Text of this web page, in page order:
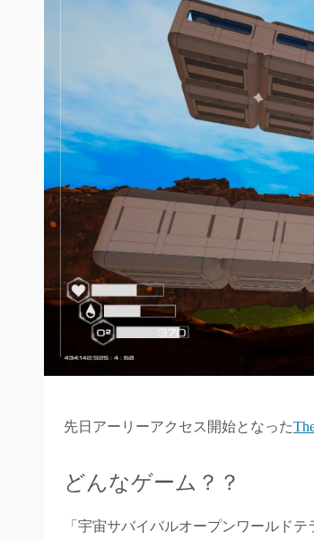
先日アーリーアクセス開始となった
どんなゲーム？？
「宇宙サバイバルオープンワールド